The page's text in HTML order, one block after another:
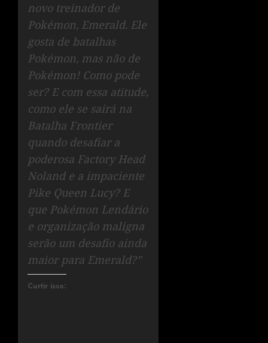
novo treinador de
Pokémon, Emerald. Ele
gosta de batalhas
Pokémon, mas não de
Pokémon! Como pode
ser? E com essa atitude,
como ele se sairá na
Batalha Frontier
quando desafiar a
poderosa Factory Head
Noland e a impaciente
Pike Queen Lucy? E
que Pokémon Lendário
e organização maligna
serão um desafio ainda
maior para Emerald?”
Curtir isso: